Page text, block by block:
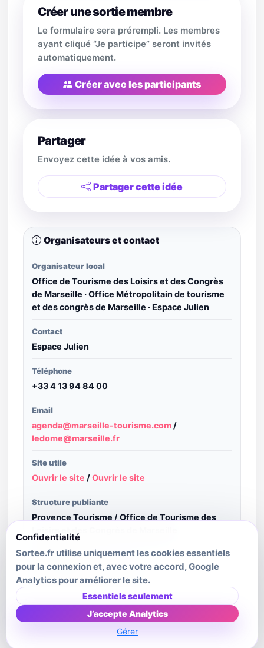
Créer une sortie membre
Le formulaire sera prérempli. Les membres
ayant cliqué “Je participe” seront invités
automatiquement.
Créer avec les participants
Partager
Envoyez cette idée à vos amis.
Partager cette idée
Organisateurs et contact
Organisateur local
Office de Tourisme des Loisirs et des Congrès
de Marseille · Office Métropolitain de tourisme
et des congrès de Marseille · Espace Julien
Contact
Espace Julien
Téléphone
+33 4 13 94 84 00
Email
agenda@marseille-tourisme.com /
ledome@marseille.fr
Site utile
Ouvrir le site /Ouvrir le site
Structure publiante
Provence Tourisme / Office de Tourisme des
Crédit image
DR - Clément Viktorovitch
Dernière mise à jour source
Confidentialité
Sortee.fr utilise uniquement les cookies essentiels
pour la connexion et, avec votre accord, Google
Analytics pour améliorer le site.
Essentiels seulement
J’accepte Analytics
Gérer